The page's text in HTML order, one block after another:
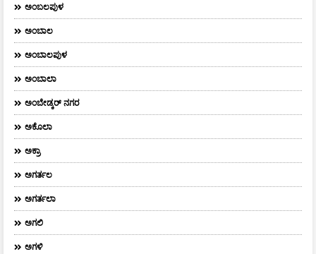
ಅಂಬಲಪುಳ
ಅಂಬಾಲ
ಅಂಬಾಲಪುಳ
ಅಂಬಾಲಾ
ಅಂಬೇಡ್ಕರ್‌ ನಗರ
ಅಕೊಲಾ
ಅಕ್ರಾ
ಅಗರ್ತಲ
ಅಗರ್ತಲಾ
ಅಗಲಿ
ಅಗಳಿ